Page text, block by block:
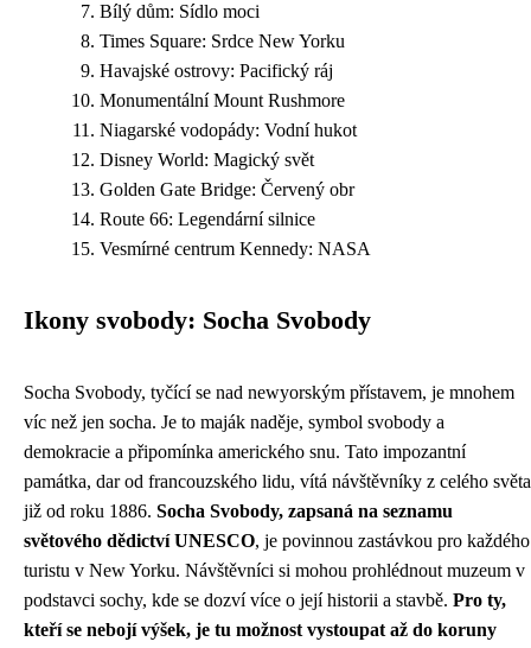
Bílý dům: Sídlo moci
Times Square: Srdce New Yorku
Havajské ostrovy: Pacifický ráj
Monumentální Mount Rushmore
Niagarské vodopády: Vodní hukot
Disney World: Magický svět
Golden Gate Bridge: Červený obr
Route 66: Legendární silnice
Vesmírné centrum Kennedy: NASA
Ikony svobody: Socha Svobody
Socha Svobody, tyčící se nad newyorským přístavem, je mnohem
víc než jen socha. Je to maják naděje, symbol svobody a
demokracie a připomínka amerického snu. Tato impozantní
památka, dar od francouzského lidu, vítá návštěvníky z celého světa
již od roku 1886. Socha Svobody, zapsaná na seznamu
světového dědictví UNESCO, je povinnou zastávkou pro každého
turistu v New Yorku. Návštěvníci si mohou prohlédnout muzeum v
podstavci sochy, kde se dozví více o její historii a stavbě. Pro ty,
kteří se nebojí výšek, je tu možnost vystoupat až do koruny